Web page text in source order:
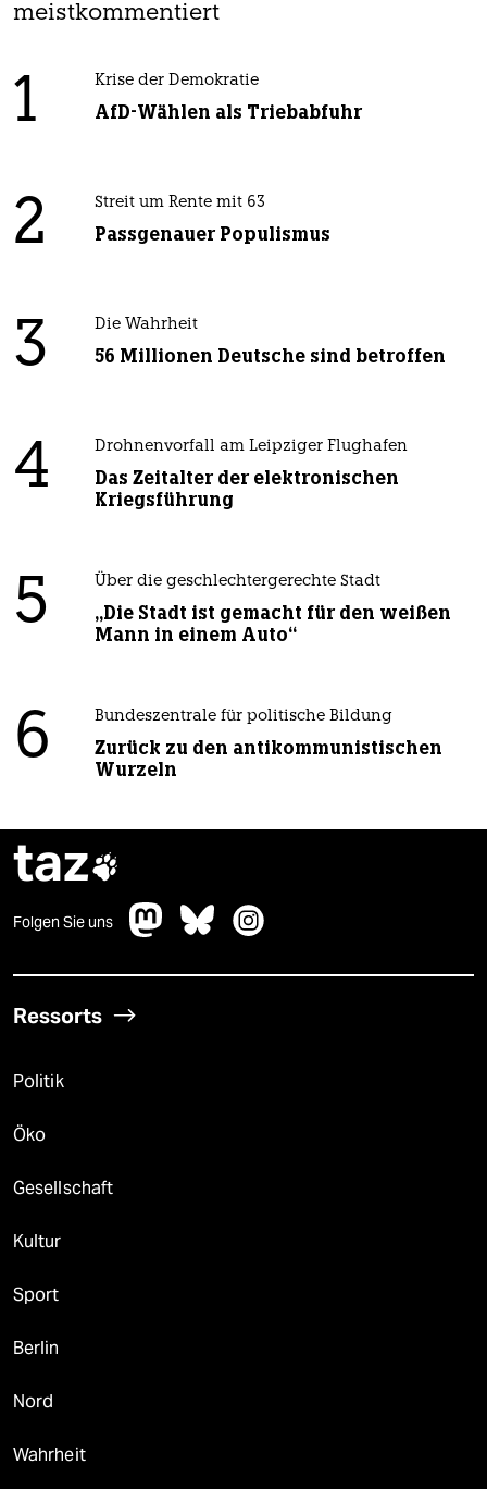
meistkommentiert
1 Krise der Demokratie
AfD-Wählen als Triebabfuhr
2 Streit um Rente mit 63
Passgenauer Populismus
3 Die Wahrheit
56 Millionen Deutsche sind betroffen
4 Drohnenvorfall am Leipziger Flughafen
Das Zeitalter der elektronischen
Kriegsführung
5 Über die geschlechtergerechte Stadt
„Die Stadt ist gemacht für den weißen
Mann in einem Auto“
6 Bundeszentrale für politische Bildung
Zurück zu den antikommunistischen
Wurzeln
taz
Folgen Sie uns
Ressorts
Politik
Öko
Gesellschaft
Kultur
Sport
Berlin
Nord
Wahrheit